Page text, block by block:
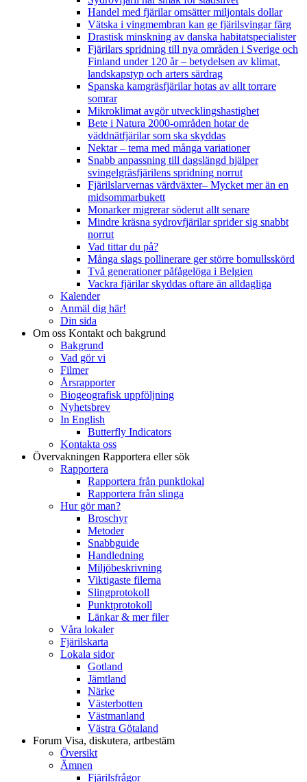
Handel med fjärilar omsätter miljontals dollar
Vätska i vingmembran kan ge fjärilsvingar färg
Drastisk minskning av danska habitatspecialister
Fjärilars spridning till nya områden i Sverige och
Finland under 120 år– betydelsen av klimat,
landskapstyp och arters särdrag
Spanska kamgräsfjärilar hotas av allt torrare
somrar
Mikroklimat avgör utvecklingshastighet
Bete i Natura 2000-områden hotar de
väddnätfjärilar som ska skyddas
Nektar – tema med många variationer
Snabb anpassning till dagslängd hjälper
svingelgräsfjärilens spridning norrut
Fjärilslarvernas värdväxter– Mycket mer än en
midsommarbukett
Monarker migrerar söderut allt senare
Mindre kräsna sydrovfjärilar sprider sig snabbt
norrut
Vad tittar du på?
Många slags pollinerare ger större bomullsskörd
Två generationer påfågelöga i Belgien
Vackra fjärilar skyddas oftare än alldagliga
Kalender
Anmäl dig här!
Din sida
Om oss Kontakt och bakgrund
Bakgrund
Vad gör vi
Filmer
Årsrapporter
Biogeografisk uppföljning
Nyhetsbrev
In English
Butterfly Indicators
Kontakta oss
Övervakningen Rapportera eller sök
Rapportera
Rapportera från punktlokal
Rapportera från slinga
Hur gör man?
Broschyr
Metoder
Snabbguide
Handledning
Miljöbeskrivning
Viktigaste filerna
Slingprotokoll
Punktprotokoll
Länkar & mer filer
Våra lokaler
Fjärilskarta
Lokala sidor
Gotland
Jämtland
Närke
Västerbotten
Västmanland
Västra Götaland
Forum Visa, diskutera, artbestäm
Översikt
Ämnen
Fjärilsfrågor